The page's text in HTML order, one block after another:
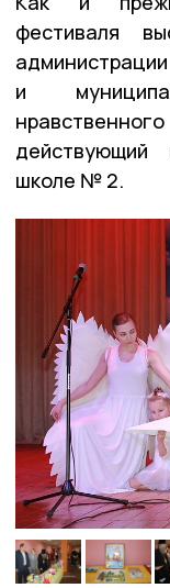
фестиваля
и
действующий
школе № 2.